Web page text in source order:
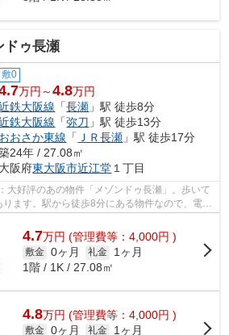
ドゥ長瀬
敷0
万円～4.8万円
鉄大阪線 「長瀬 」駅 徒歩8分
鉄大阪線 「弥刀 」駅 徒歩13分
おおさか東線 「 ＪＲ長瀬 」駅 徒歩17分
24年 / 27.08㎡
大阪府東大阪市近江堂 １丁目
大好評のあの物件「メゾンドゥ長瀬」。歩いて
ます。駅から徒歩8分にある物件なので、電車
。初期費用...
4.7万円 (管理費等：4,000円 )
敷金 0ヶ月 礼金
1ヶ月
1階 / 1K / 27.08㎡
4.8万円 (管理費等：4,000円 )
敷金 0ヶ月 礼金
1ヶ月